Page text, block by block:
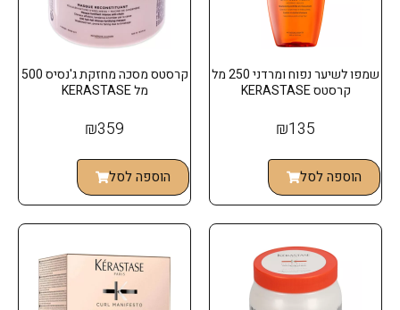
שמפו לשיער נפוח ומרדני 250 מל
קרסטס KERASTASE
₪135
הוספה לסל
קרסטס מסכה מחזקת ג'נסיס 500
מל KERASTASE
₪359
הוספה לסל